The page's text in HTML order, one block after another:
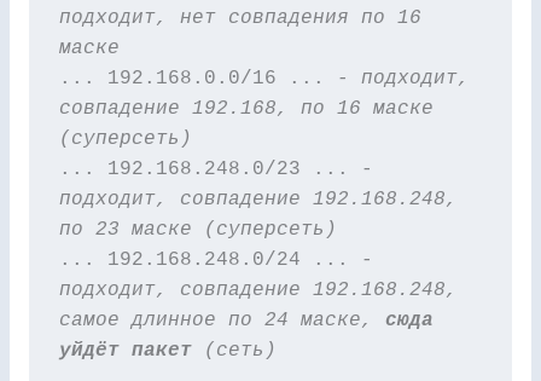
подходит, нет совпадения по 16
маске
... 192.168.0.0/16 ...
- подходит,
совпадение 192.168, по 16 маске
подходит, совпадение 192.168.248,
по 23 маске (суперсеть)
подходит, совпадение 192.168.248,
самое длинное по 24 маске, сюда
уйдёт пакет (сеть)